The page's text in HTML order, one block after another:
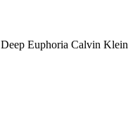
Deep Euphoria Calvin Klein